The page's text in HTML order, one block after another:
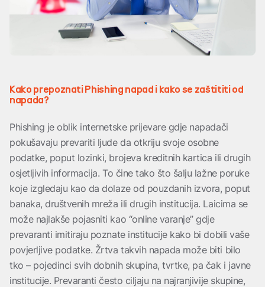
Kako prepoznati Phishing napad i kako se zaštititi od
napada?
Phishing je oblik internetske prijevare gdje napadači
pokušavaju prevariti ljude da otkriju svoje osobne
podatke, poput lozinki, brojeva kreditnih kartica ili drugih
osjetljivih informacija. To čine tako što šalju lažne poruke
koje izgledaju kao da dolaze od pouzdanih izvora, poput
banaka, društvenih mreža ili drugih institucija. Laicima se
može najlakše pojasniti kao “online varanje” gdje
prevaranti imitiraju poznate institucije kako bi dobili vaše
povjerljive podatke. Žrtva takvih napada može biti bilo
tko – pojedinci svih dobnih skupina, tvrtke, pa čak i javne
institucije. Prevaranti često ciljaju na najranjivije skupine,